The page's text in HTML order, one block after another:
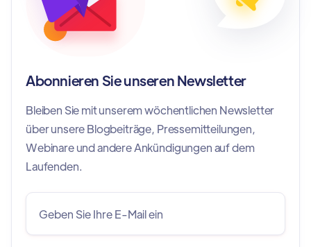
Abonnieren Sie unseren Newsletter
Bleiben Sie mit unserem wöchentlichen Newsletter
über unsere Blogbeiträge, Pressemitteilungen,
Webinare und andere Ankündigungen auf dem
Laufenden.